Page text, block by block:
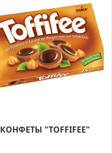
КОНФЕТЫ "TOFFIFEE"